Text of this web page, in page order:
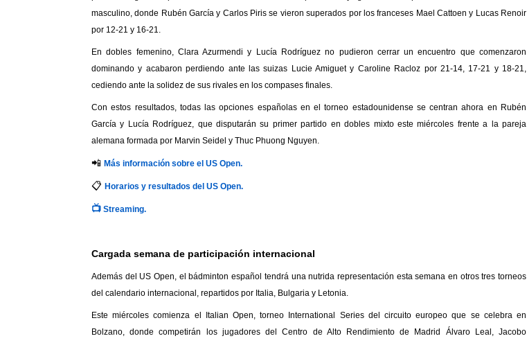
masculino, donde Rubén García y Carlos Piris se vieron superados por los franceses Mael Cattoen y Lucas Renoir
por 12-21 y 16-21.
En dobles femenino, Clara Azurmendi y Lucía Rodríguez no pudieron cerrar un encuentro que comenzaron
dominando y acabaron perdiendo ante las suizas Lucie Amiguet y Caroline Racloz por 21-14, 17-21 y 18-21,
cediendo ante la solidez de sus rivales en los compases finales.
Con estos resultados, todas las opciones españolas en el torneo estadounidense se centran ahora en Rubén
García y Lucía Rodríguez, que disputarán su primer partido en dobles mixto este miércoles frente a la pareja
alemana formada por Marvin Seidel y Thuc Phuong Nguyen.
📲 Más información sobre el US Open.
📋 Horarios y resultados del US Open.
📺 Streaming.
Cargada semana de participación internacional
Además del US Open, el bádminton español tendrá una nutrida representación esta semana en otros tres torneos
del calendario internacional, repartidos por Italia, Bulgaria y Letonia.
Este miércoles comienza el Italian Open, torneo International Series del circuito europeo que se celebra en
Bolzano, donde competirán los jugadores del Centro de Alto Rendimiento de Madrid Álvaro Leal, Jacobo